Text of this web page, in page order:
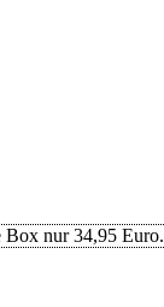
Box nur 34,95 Euro.